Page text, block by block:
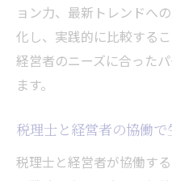
ョン力、最新トレンドへ
化し、実践的に比較する
経営者のニーズに合った
ます。
税理士と経営者の協働
税理士と経営者が協働す